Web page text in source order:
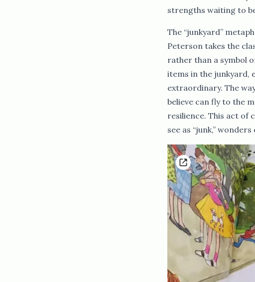
strengths waiting to be unleashed.​​​​‌
The “junkyard”
Peterson takes the
rather than a symbol
items in the junkyard,
extraordinary. The
believe can fly to the
resilience. This act of
see as “junk,” wonders can emerge.​​​​‌